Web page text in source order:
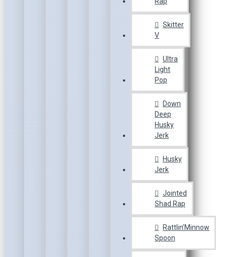
Skitter
V
Ultra
Light
Pop
Down
Deep
Husky
Jerk
Husky
Jerk
Jointed
Shad Rap
Rattlin’Minnow
Spoon